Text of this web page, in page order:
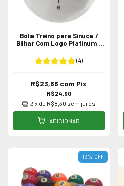
Bola Treino para Sinuca /
Bilhar Com Logo Platinum -
(4)
R$24,90
R$23,66 com Pix
3 x de R$8,30 sem juros
ADICIONAR
19% OFF